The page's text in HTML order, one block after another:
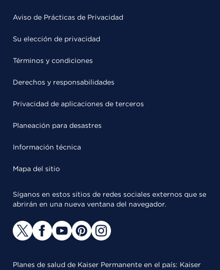
Aviso de Prácticas de Privacidad
Su elección de privacidad
Términos y condiciones
Derechos y responsabilidades
Privacidad de aplicaciones de terceros
Planeación para desastres
Información técnica
Mapa del sitio
Síganos en estos sitios de redes sociales externos que se
abrirán en una nueva ventana del navegador.
Planes de salud de Kaiser Permanente en el país: Kaiser